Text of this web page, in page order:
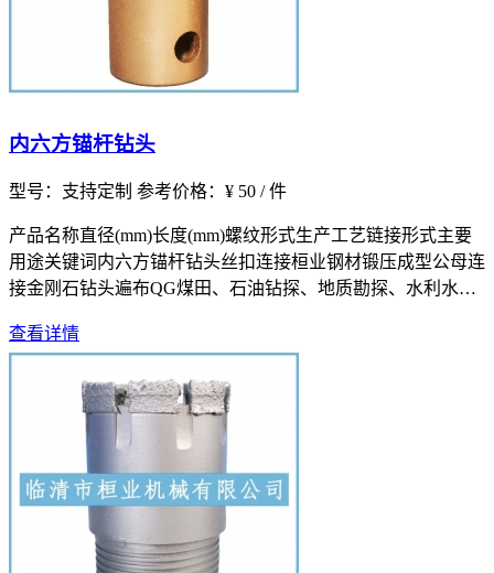
内六方锚杆钻头
型号：支持定制 参考价格：¥ 50 / 件
产品名称直径(mm)长度(mm)螺纹形式生产工艺链接形式主要
用途关键词内六方锚杆钻头丝扣连接桓业钢材锻压成型公母连
接金刚石钻头遍布QG煤田、石油钻探、地质勘探、水利水
查看详情